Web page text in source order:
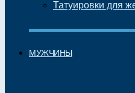
Татуировки для
МУЖЧИНЫ